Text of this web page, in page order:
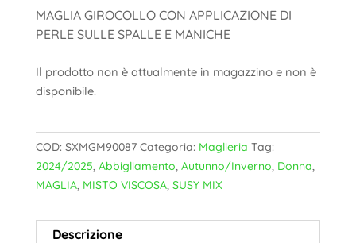
MAGLIA GIROCOLLO CON APPLICAZIONE DI
PERLE SULLE SPALLE E MANICHE
Il prodotto non è attualmente in magazzino e non è
disponibile.
COD: SXMGM90087 Categoria: Maglieria Tag:
2024/2025, Abbigliamento, Autunno/Inverno, Donna,
MAGLIA, MISTO VISCOSA, SUSY MIX
Descrizione